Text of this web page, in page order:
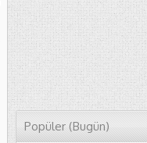
Popüler (Bugün)